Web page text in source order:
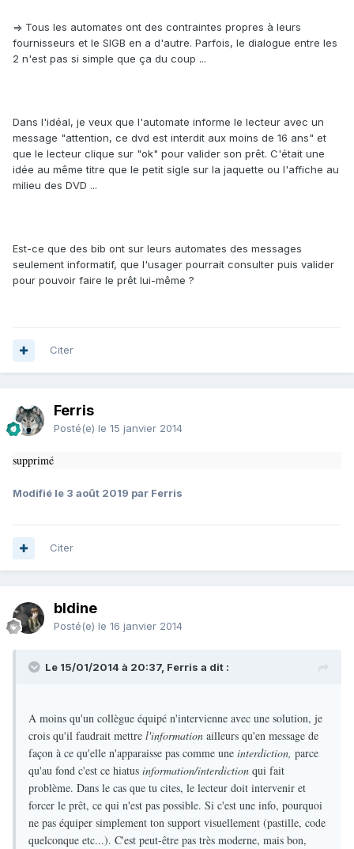
=> Tous les automates ont des contraintes propres à leurs
fournisseurs et le SIGB en a d'autre. Parfois, le dialogue entre les
2 n'est pas si simple que ça du coup ...
Dans l'idéal, je veux que l'automate informe le lecteur avec un
message "attention, ce dvd est interdit aux moins de 16 ans" et
que le lecteur clique sur "ok" pour valider son prêt. C'était une
idée au même titre que le petit sigle sur la jaquette ou l'affiche au
milieu des DVD ...
Est-ce que des bib ont sur leurs automates des messages
seulement informatif, que l'usager pourrait consulter puis valider
pour pouvoir faire le prêt lui-même ?
Citer
Ferris
Posté(e) le 15 janvier 2014
supprimé
Modifié le 3 août 2019 par Ferris
Citer
bldine
Posté(e) le 16 janvier 2014
Le 15/01/2014 à 20:37, Ferris a dit :
A moins qu'un collègue équipé n'intervienne avec une solution, je
crois qu'il faudrait mettre l'information ailleurs qu'en message de
façon à ce qu'elle n'apparaisse pas comme une interdiction, parce
qu'au fond c'est ce hiatus information/interdiction qui fait
problème. Dans le cas que tu cites, le lecteur doit intervenir et
forcer le prêt, ce qui n'est pas possible. Si c'est une info, pourquoi
ne pas équiper simplement ton support visuellement (pastille, code
quelconque etc...). C'est peut-être pas très moderne, mais bon,